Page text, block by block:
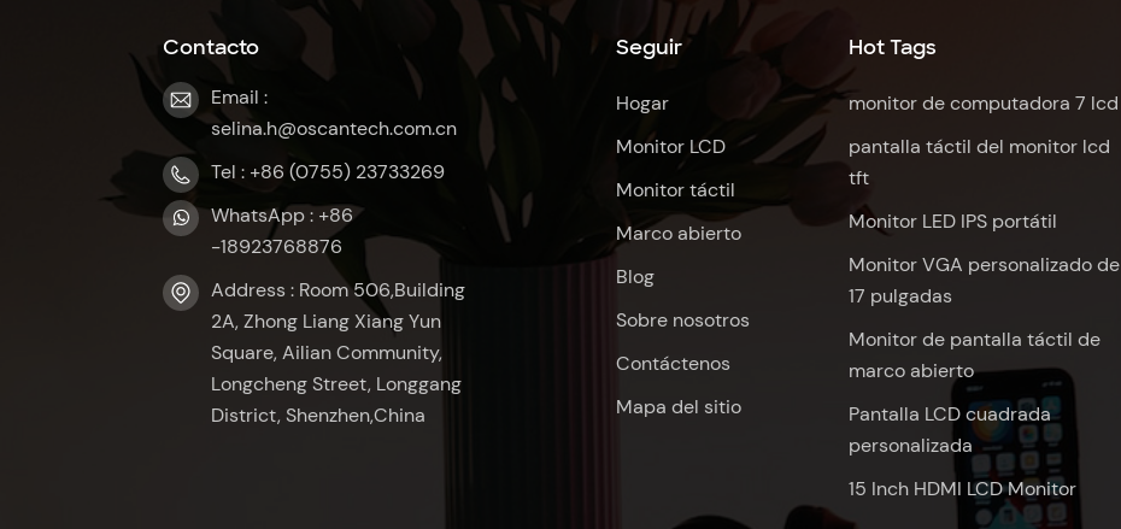
Contacto
Email :
selina.h@oscantech.com.cn
Tel : +86 (0755) 23733269
WhatsApp : +86
-18923768876
Address : Room 506,Building
2A, Zhong Liang Xiang Yun
Square, Ailian Community,
Longcheng Street, Longgang
District, Shenzhen,China
Seguir
Hogar
Monitor LCD
Monitor táctil
Marco abierto
Blog
Sobre nosotros
Contáctenos
Mapa del sitio
Hot Tags
monitor de computadora 7 lcd
pantalla táctil del monitor lcd
tft
Monitor LED IPS portátil
Monitor VGA personalizado de
17 pulgadas
Monitor de pantalla táctil de
marco abierto
Pantalla LCD cuadrada
personalizada
15 Inch HDMI LCD Monitor